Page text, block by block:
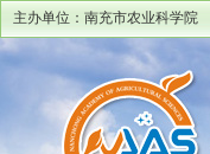
主办单位：南充市农业科学